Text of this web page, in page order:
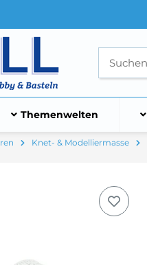
Themenwelten
Knet- & Modelliermasse